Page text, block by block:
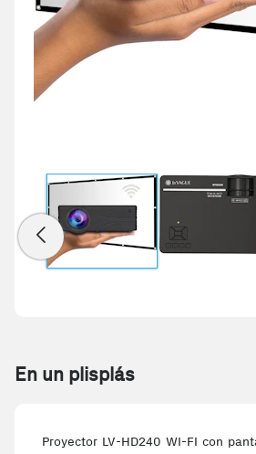
En un plisplás
Proyector LV-HD240 WI-FI con